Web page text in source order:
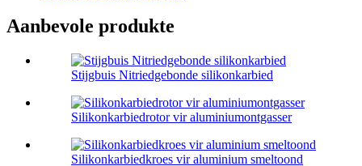
Aanbevole produkte
Stijgbuis Nitriedgebonde silikonkarbied
Silikonkarbiedrotor vir aluminiumontgasser
Silikonkarbiedkroes vir aluminium smeltoond